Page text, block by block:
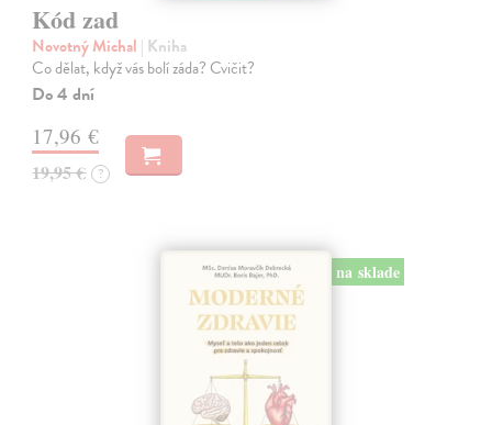
Kód zad
Novotný Michal | Kniha
Co dělat, když vás bolí záda? Cvičit?
Do 4 dní
17,96 €
19,95 € ?
na sklade